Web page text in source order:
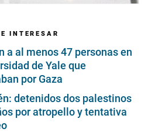
INTERESAR
a al menos 47 personas en
de Yale que
por Gaza
detenidos dos palestinos
por atropello y tentativa